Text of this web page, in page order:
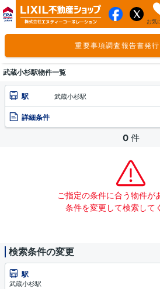
お気
重要事項調査報告書発
武蔵小杉駅物件一覧
駅 武蔵小杉駅
詳細条件
0 件
ご指定の条件に合う物件が
条件を変更して検索して
検索条件の変更
駅
武蔵小杉駅